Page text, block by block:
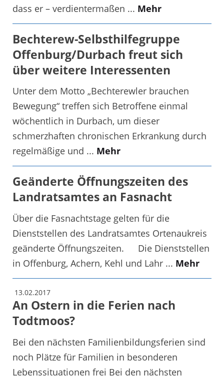
dass er – verdientermaßen ... Mehr
Bechterew-Selbsthilfegruppe
Offenburg/Durbach freut sich
über weitere Interessenten
Unter dem Motto „Bechterewler brauchen
Bewegung“ treffen sich Betroffene einmal
wöchentlich in Durbach, um dieser
schmerzhaften chronischen Erkrankung durch
regelmäßige und ... Mehr
Geänderte Öffnungszeiten des
Landratsamtes an Fasnacht
Über die Fasnachtstage gelten für die
Dienststellen des Landratsamtes Ortenaukreis
geänderte Öffnungszeiten. Die Dienststellen
in Offenburg, Achern, Kehl und Lahr ... Mehr
13.02.2017
An Ostern in die Ferien nach
Todtmoos?
Bei den nächsten Familienbildungsferien sind
noch Plätze für Familien in besonderen
Lebenssituationen frei Bei den nächsten